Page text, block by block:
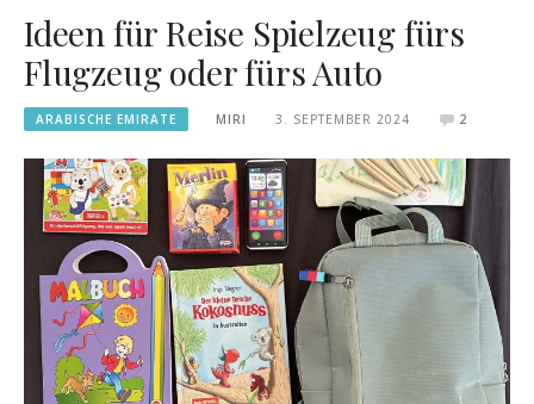
Ideen für Reise Spielzeug fürs
Flugzeug oder fürs Auto
ARABISCHE EMIRATE MIRI 3. SEPTEMBER 2024 2